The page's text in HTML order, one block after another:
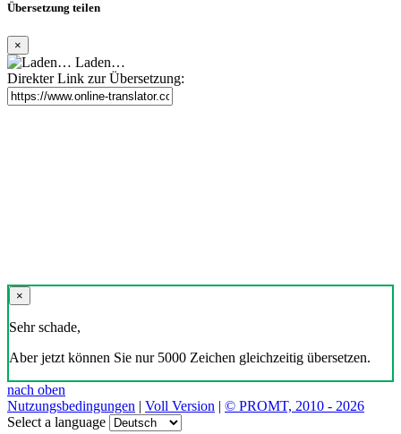
Übersetzung teilen
×
Laden…
Direkter Link zur Übersetzung:
×
Sehr schade,
Aber jetzt können Sie nur 5000 Zeichen gleichzeitig übersetzen.
nach oben
Nutzungsbedingungen | Voll Version | © PROMT, 2010 - 2026
Select a language